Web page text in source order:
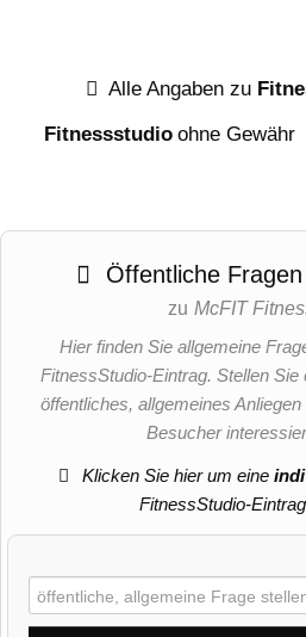
Alle Angaben zu
Fitnessstudio ohne Gewähr
Öffentliche
zu McFIT
Hier finden Sie allgemeine
FitnessStudio-Eintrag. Stellen Sie
öffentliches, allgemeines
Besucher
Klicken Sie hier um eine
FitnessStudio-